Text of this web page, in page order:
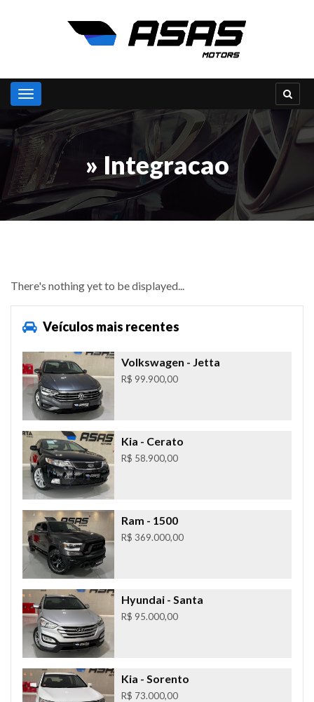
Toggle navigation
» Integracao
There's nothing yet to be displayed...
Veículos mais recentes
Volkswagen - Jetta
R$ 99.900,00
Kia - Cerato
R$ 58.900,00
Ram - 1500
R$ 369.000,00
Hyundai- Santa
R$ 95.000,00
Kia - Sorento
R$ 73.000,00